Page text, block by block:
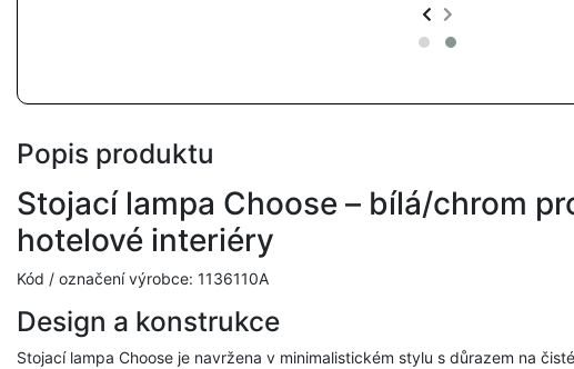
Popis produktu
Stojací lampa Choose – bílá/chrom
hotelové interiéry
Kód / označení výrobce: 1136110A
Design a konstrukce
Stojací lampa Choose je navržena v minimalistickém stylu s důrazem na